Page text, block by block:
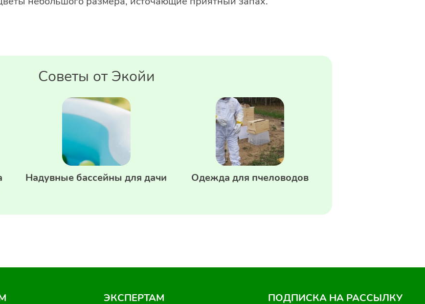
Советы от Экойи
Надувные бассейны для дачи Одежда для пчеловодов
ЭКСПЕРТАМ ПОДПИСКА НА РАССЫЛКУ